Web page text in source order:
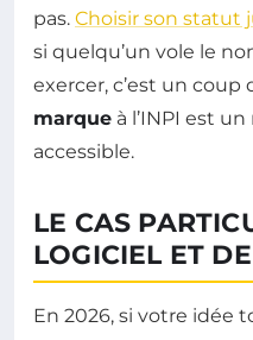
pas. Choisir son statut
si quelqu’un vole le
exercer, c’est un coup
marque à l’INPI est
accessible.
LE CAS
LOGICIEL ET
En 2026, si votre idée